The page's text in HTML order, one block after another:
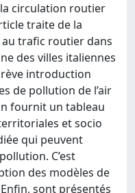
circulation routier
traite de la
trafic routier dans
des villes italiennes
introduction
de pollution de l’air
fournit un tableau
et socio
qui peuvent
C’est
des modèles de
sont présentés